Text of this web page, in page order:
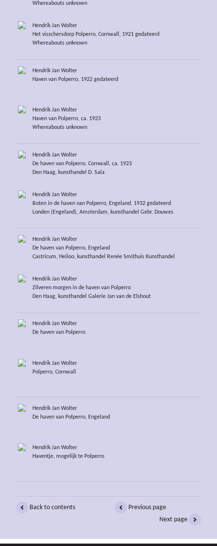
Whereabouts unknown
Hendrik Jan Wolter
Het visschersdorp Polperro, Cornwall, 1921 gedateerd
Whereabouts unknown
Hendrik Jan Wolter
Haven van Polperro, 1922 gedateerd
Hendrik Jan Wolter
Haven van Polperro, ca. 1923
Whereabouts unknown
Hendrik Jan Wolter
De haven van Polperro, Cornwall, ca. 1923
Den Haag, kunsthandel D. Sala
Hendrik Jan Wolter
Boten in de haven van Polperro, Engeland, 1932 gedateerd
Londen (Engeland), Amsterdam, kunsthandel Gebr. Douwes
Hendrik Jan Wolter
De haven van Polperro, Engeland
Castricum, Heiloo, kunsthandel Renée Smithuis Kunsthandel
Hendrik Jan Wolter
Zilveren morgen in de haven van Polperro
Den Haag, kunsthandel Galerie Jan van de Elshout
Hendrik Jan Wolter
De haven van Polperro
Hendrik Jan Wolter
Polperro, Cornwall
Hendrik Jan Wolter
De haven van Polperro, Engeland
Hendrik Jan Wolter
Haventje, mogelijk te Polperro
Back to contents
Previous page
Next page